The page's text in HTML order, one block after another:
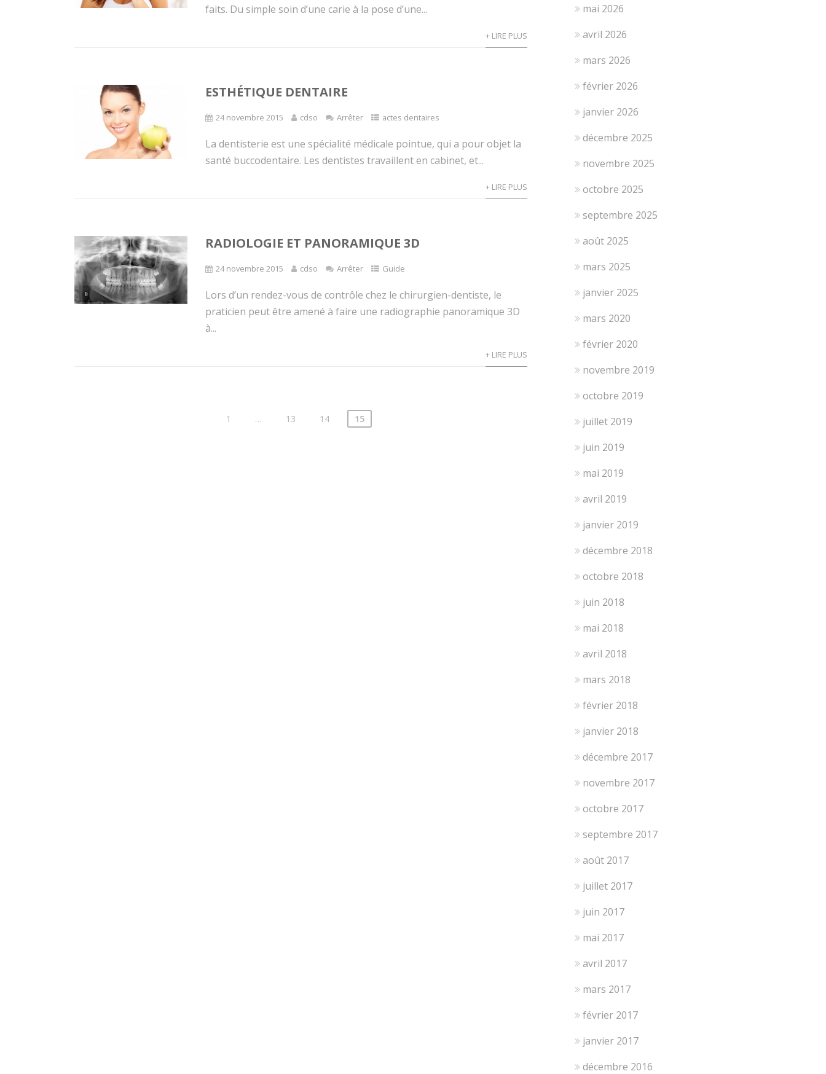
faits. Du simple soin d’une carie à la pose d’une...
+ LIRE PLUS
ESTHÉTIQUE DENTAIRE
24 novembre 2015 cdso Arrêter actes dentaires
La dentisterie est une spécialité médicale pointue, qui a pour objet la
santé buccodentaire. Les dentistes travaillent en cabinet, et...
+ LIRE PLUS
RADIOLOGIE ET PANORAMIQUE 3D
24 novembre 2015 cdso Arrêter Guide
Lors d’un rendez-vous de contrôle chez le chirurgien-dentiste, le
praticien peut être amené à faire une radiographie panoramique 3D
à...
+ LIRE PLUS
1 … 13 14 15
mai 2026
avril 2026
mars 2026
février 2026
janvier 2026
décembre 2025
novembre 2025
octobre 2025
septembre 2025
août 2025
mars 2025
janvier 2025
mars 2020
février 2020
novembre 2019
octobre 2019
juillet 2019
juin 2019
mai 2019
avril 2019
janvier 2019
décembre 2018
octobre 2018
juin 2018
mai 2018
avril 2018
mars 2018
février 2018
janvier 2018
décembre 2017
novembre 2017
octobre 2017
septembre 2017
août 2017
juillet 2017
juin 2017
mai 2017
avril 2017
mars 2017
février 2017
janvier 2017
décembre 2016